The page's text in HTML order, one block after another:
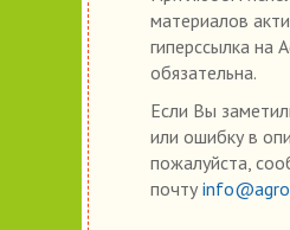
материалов
гиперссылка на
обязательна.
Если Вы
или ошибку в
пожалуйста,
почту